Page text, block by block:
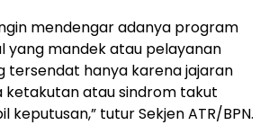
mendengar adanya program
yang mandek atau pelayanan
tersendat hanya karena jajaran
ketakutan atau sindrom takut
keputusan,” tutur Sekjen ATR/BPN.